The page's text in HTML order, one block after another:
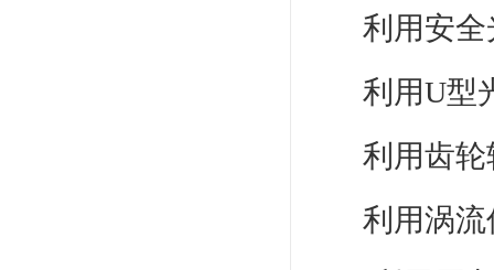
利用安
利用U型
利用齿
利用涡